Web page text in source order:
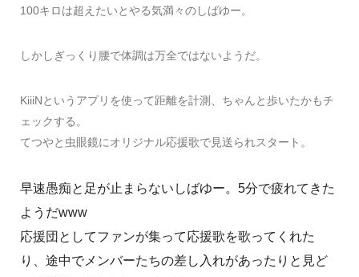
100キロは超えたいとやる気満々のしばゆー。
しかしぎっくり腰で体調は万全ではないようだ。
KiiiNというアプリを使って距離を計測、ちゃんと歩いたかもチ
ェックする。
てつやと虫眼鏡にオリジナル応援歌で見送られスタート。
早速愚痴と足が止まらないしばゆー。5分で疲れてきた
ようだwww
応援団としてファンが集って応援歌を歌ってくれた
り、途中でメンバーたちの差し入れがあったりと見ど